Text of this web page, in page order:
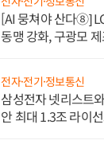
[AI 뭉쳐야 산다⑧]
동맹 강화, 구광모 제
전자·전기·정보통신
삼성전자 넷리스트
안 최대 1.3조 라이